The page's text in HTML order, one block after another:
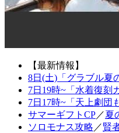
【最新情報】
8日(土)「グラブル夏
7日19時~「水着復刻
7日17時~「天上劇団
サマーギフトCP／夏
ソロモナス攻略 ／賢